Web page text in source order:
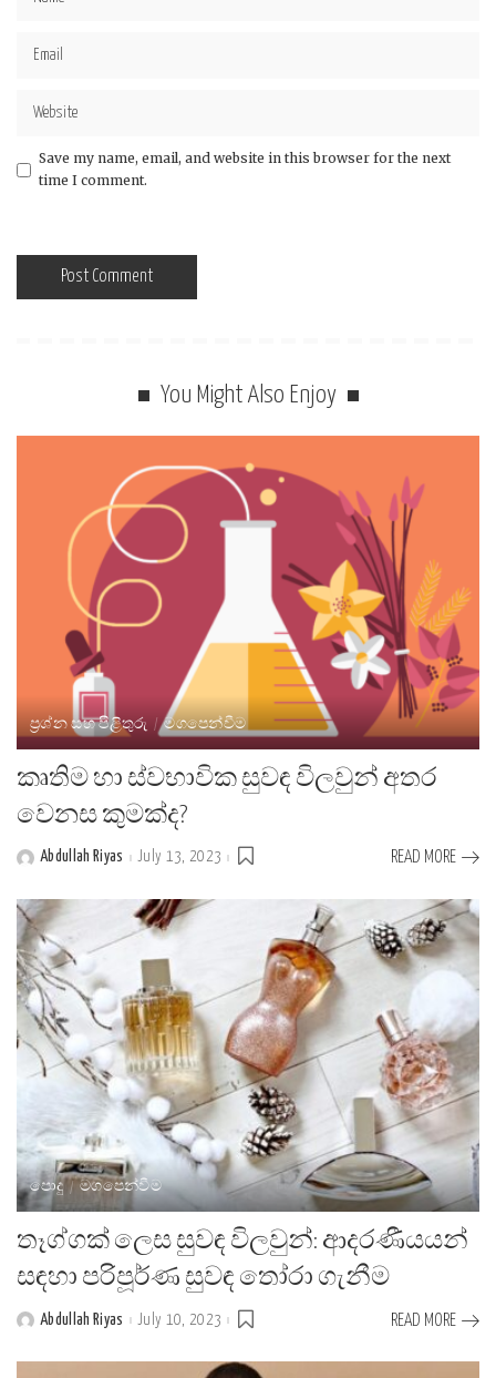
Save my name, email, and website in this browser for the next
time I comment.
You Might Also Enjoy
ප්‍රශ්න සහ පිළිතුරු මගපෙන්වීම
කෘතිම හා ස්වභාවික සුවඳ විලවුන් අතර
වෙනස කුමක්ද?
PostedAbdullah Riyas July 13, 2023 READ MORE
පොදු මගපෙන්වීම
තෑග්ගක් ලෙස සුවඳ විලවුන්: ආදරණීයයන්
සඳහා පරිපූර්ණ සුවඳ තෝරා ගැනීම
PostedAbdullah Riyas July 10, 2023 READ MORE